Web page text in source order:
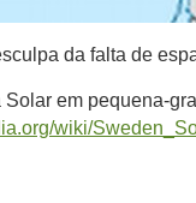
da falta de
em pequena-
wiki/